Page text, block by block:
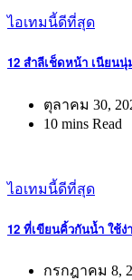
ไอเทมนี้ดีที่สุด
12 สำลีเช็ดหน้า เนียน
ตุลาคม 30,
10 mins Read
ไอเทมนี้ดีที่สุด
12 ที่เขียนคิ้วกันน้ำ ใช้ง่
กรกฎาคม 8,